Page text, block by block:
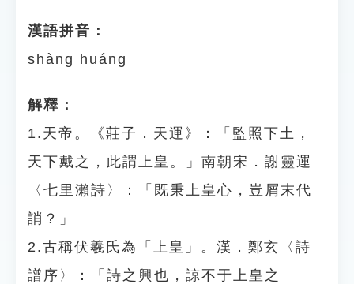
漢語拼音：
shàng huáng
解釋：
1.天帝。《莊子．天運》：「監照下土，
天下戴之，此謂上皇。」南朝宋．謝靈運
〈七里瀨詩〉：「既秉上皇心，豈屑末代
誚？」
2.古稱伏羲氏為「上皇」。漢．鄭玄〈詩
譜序〉：「詩之興也，諒不于上皇之